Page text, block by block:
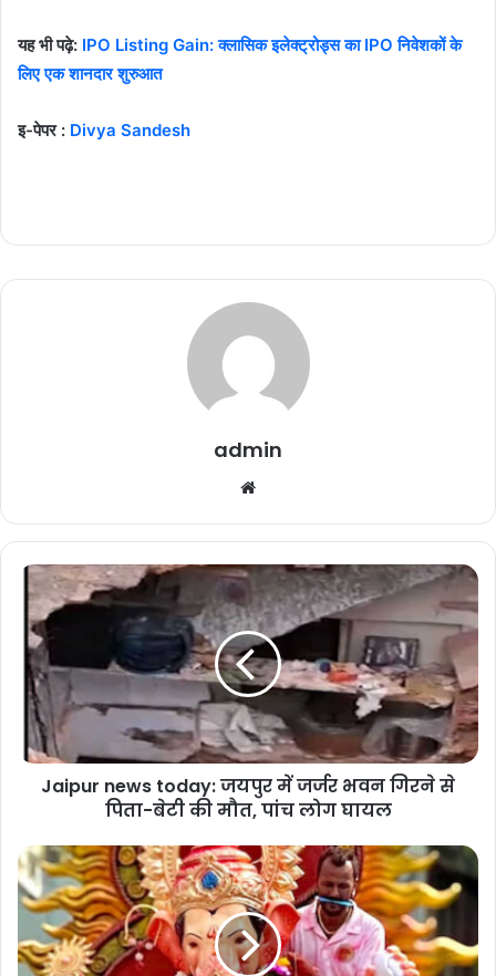
यह भी पढ़े: IPO Listing Gain: क्लासिक इलेक्ट्रोड्स का IPO निवेशकों के
लिए एक शानदार शुरुआत
इ-पेपर : Divya Sandesh
admin
te
Jaipur news today: जयपुर में जर्जर भवन गिरने से
पिता-बेटी की मौत, पांच लोग घायल